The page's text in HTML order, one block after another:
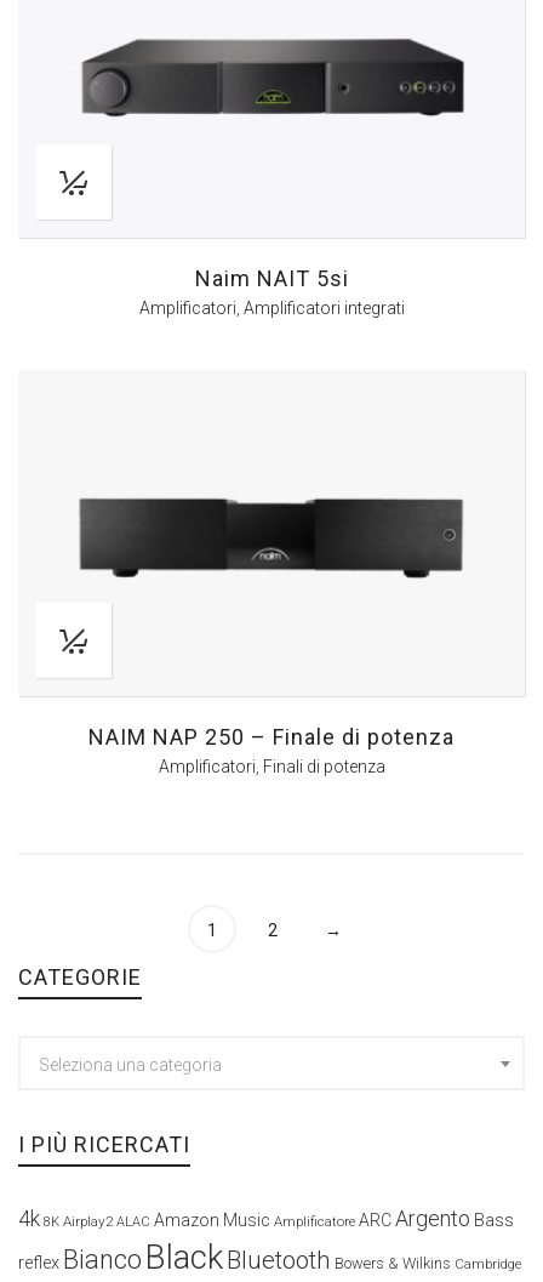
Naim NAIT 5si
Amplificatori Amplificatori integrati
NAIM NAP 250 – Finale di potenza
Amplificatori Finali di potenza
1 2 →
CATEGORIE
Seleziona una categoria
I PIÙ RICERCATI
4k 8K Airplay2 ALAC Amazon Music Amplificatore ARCArgento Bass
reflex Bianco BlackBluetooth Bowers & Wilkins Cambridge